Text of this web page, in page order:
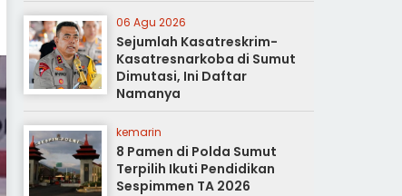
06 Agu 2026
Sejumlah Kasatreskrim-
Kasatresnarkoba di Sumut
Dimutasi, Ini Daftar
Namanya
kemarin
8 Pamen di Polda Sumut
Terpilih Ikuti Pendidikan
Sespimmen TA 2026